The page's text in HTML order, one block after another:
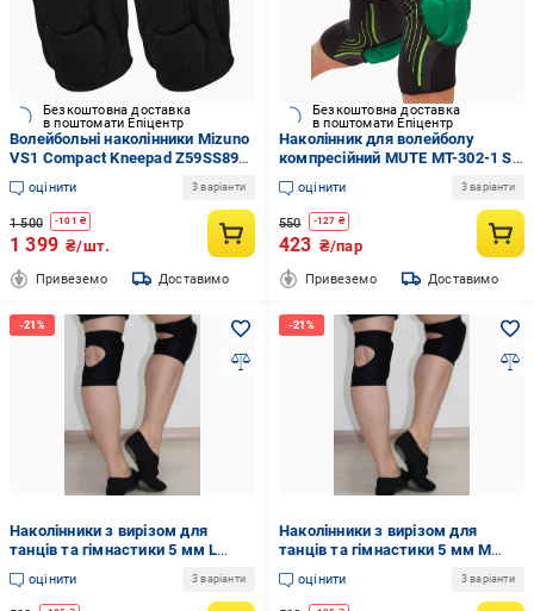
Безкоштовна доставка
в поштомати Епіцентр
Волейбольні наколінники Mizuno
VS1 Compact Kneepad Z59SS892-
09 S
оцінити 3 варіанти
1 500 -101 ₴
1 399 ₴/шт.
Привеземо Доставимо
Безкоштовна доставка
в поштомати Епіцентр
Наколінник для волейболу
компресійний MUTE MT-302-1 S
2 шт. Чорний/Салатовий
оцінити 3 варіанти
550 -127 ₴
423 ₴/пар
Привеземо Доставимо
Наколінники з вирізом для
танців та гімнастики 5 мм L
Чорний (1145827)
оцінити 3 варіанти
Наколінники з вирізом для
танців та гімнастики 5 мм M
Чорний (1145827)
оцінити 3 варіанти